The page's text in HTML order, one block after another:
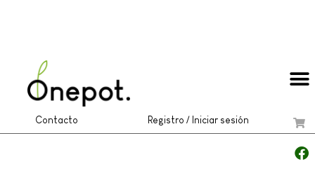
Contacto Registro / Iniciar sesión